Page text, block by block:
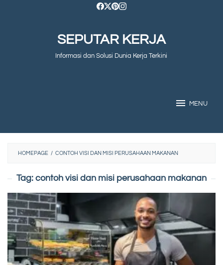
SEPUTAR KERJA
Informasi dan Solusi Dunia Kerja Terkini
MENU
HOMEPAGE / CONTOH VISI DAN MISI PERUSAHAAN MAKANAN
Tag: contoh visi dan misi perusahaan makanan